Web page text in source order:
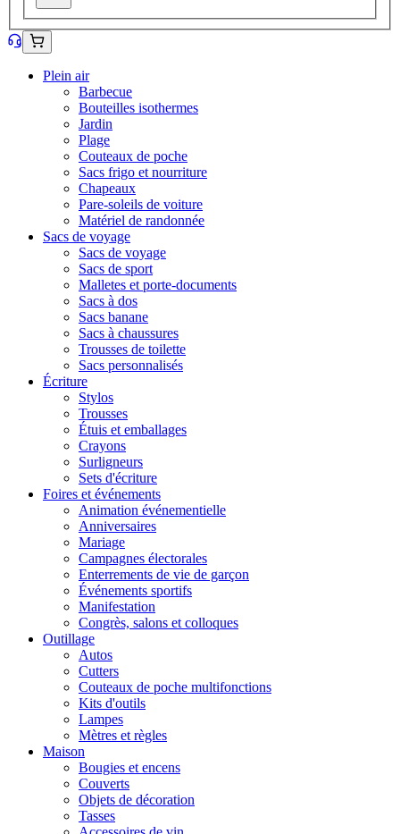
Plein air
Barbecue
Bouteilles isothermes
Jardin
Plage
Couteaux de poche
Sacs frigo et nourriture
Chapeaux
Pare-soleils de voiture
Matériel de randonnée
Sacs de voyage
Sacs de voyage
Sacs de sport
Malletes et porte-documents
Sacs à dos
Sacs banane
Sacs à chaussures
Trousses de toilette
Sacs personnalisés
Écriture
Stylos
Trousses
Étuis et emballages
Crayons
Surligneurs
Sets d'écriture
Foires et événements
Animation événementielle
Anniversaires
Mariage
Campagnes électorales
Enterrements de vie de garçon
Événements sportifs
Manifestation
Congrès, salons et colloques
Outillage
Autos
Cutters
Couteaux de poche multifonctions
Kits d'outils
Lampes
Mètres et règles
Maison
Bougies et encens
Couverts
Objets de décoration
Tasses